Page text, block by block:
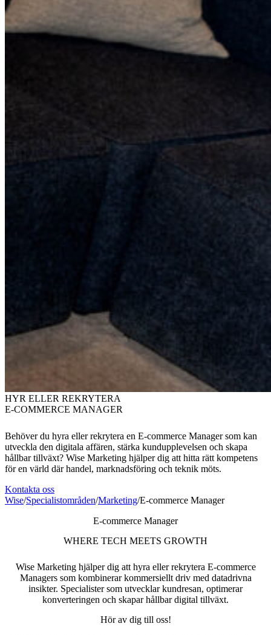
HYR ELLER REKRYTERA
E-COMMERCE MANAGER
Behöver du hyra eller rekrytera en E-commerce Manager som kan
utveckla den digitala affären, stärka kundupplevelsen och skapa
hållbar tillväxt? Wise Marketing hjälper dig att hitta rätt kompetens
för en värld där handel, marknadsföring och teknik möts.
Kontakta oss
Wise/Specialistområden/Marketing/E-commerce Manager
E-commerce Manager
WHERE TECH MEETS GROWTH
Wise Marketing hjälper dig att hyra eller rekrytera E-commerce
Managers som kombinerar kommersiellt driv med datadrivna
insikter. Specialister som utvecklar kundresan, optimerar
konverteringen och skapar hållbar digital tillväxt.
Hör av dig till oss!